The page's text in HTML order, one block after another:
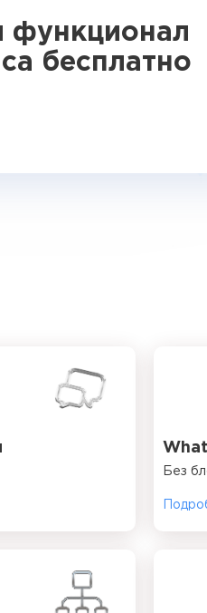
функционал
бесплатно
Без